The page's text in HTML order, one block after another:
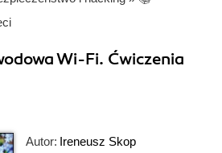
Wi-Fi. Ćwiczenia
Autor: Ireneusz Skop